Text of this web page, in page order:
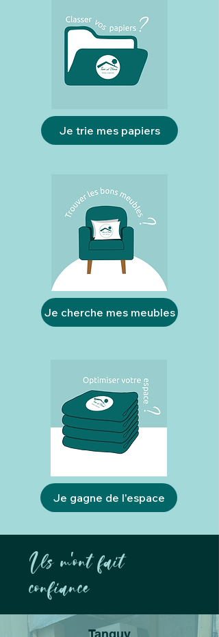
Je trie mes papiers
Je cherche mes meubles
Je gagne de l'espace
Ils m'ont fait
confiance
Tanguy